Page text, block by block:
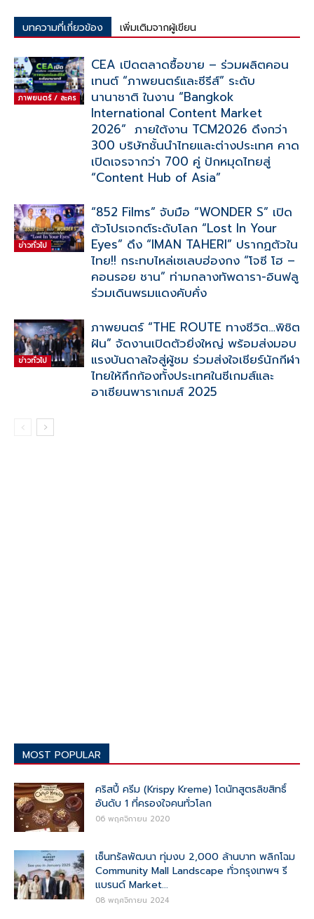
บทความที่เกี่ยวข้อง เพิ่มเติมจากผู้เขียน
ภาพยนตร์ / ละคร
CEA เปิดตลาดซื้อขาย – ร่วมผลิตคอน
เทนต์ “ภาพยนตร์และซีรีส์” ระดับ
นานาชาติ ในงาน “Bangkok
International Content Market
2026” ภายใต้งาน TCM2026 ดึงกว่า
300 บริษัทชั้นนำไทยและต่างประเทศ คาด
เปิดเจรจากว่า 700 คู่ ปักหมุดไทยสู่
“Content Hub of Asia”
ข่าวทั่วไป
“852 Films” จับมือ “WONDER S” เปิด
ตัวโปรเจกต์ระดับโลก “Lost In Your
Eyes” ดึง “IMAN TAHERI” ปรากฏตัวใน
ไทย!! กระทบไหล่เซเลบฮ่องกง “โจซี โฮ –
คอนรอย ชาน” ท่ามกลางทัพดารา-อินฟลู
ร่วมเดินพรมแดงคับคั่ง
ข่าวทั่วไป
ภาพยนตร์ “THE ROUTE ทางชีวิต…พิชิต
ฝัน” จัดงานเปิดตัวยิ่งใหญ่ พร้อมส่งมอบ
แรงบันดาลใจสู่ผู้ชม ร่วมส่งใจเชียร์นักกีฬา
ไทยให้กึกก้องทั้งประเทศในซีเกมส์และ
อาเซียนพาราเกมส์ 2025
MOST POPULAR
คริสปี้ ครีม (Krispy Kreme) โดนัทสูตรลิขสิทธิ์
อันดับ 1 ที่ครองใจคนทั่วโลก
06 พฤศจิกายน 2020
เซ็นทรัลพัฒนา ทุ่มงบ 2,000 ล้านบาท พลิกโฉม
Community Mall Landscape ทั่วกรุงเทพฯ รี
แบรนด์ Market...
08 พฤศจิกายน 2024